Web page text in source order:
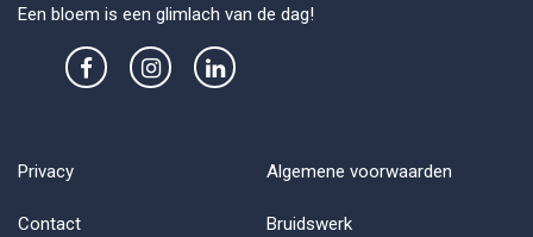
Een bloem is een glimlach van de dag!
Privacy Algemene voorwaarden
Contact Bruidswerk